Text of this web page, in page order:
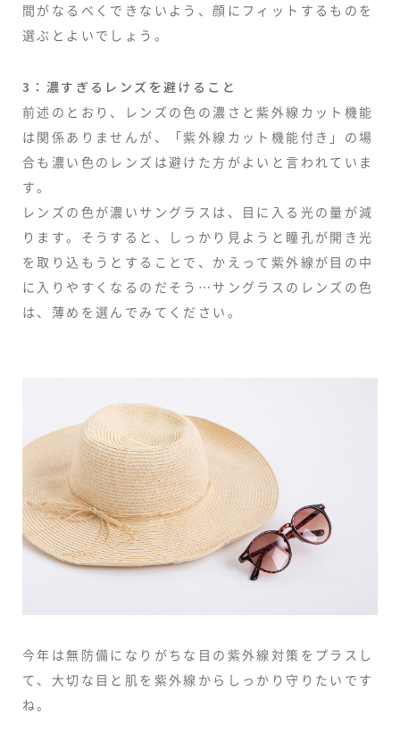
間がなるべくできないよう、顔にフィットするものを
選ぶとよいでしょう。
3：濃すぎるレンズを避けること
前述のとおり、レンズの色の濃さと紫外線カット機能
は関係ありませんが、「紫外線カット機能付き」の場
合も濃い色のレンズは避けた方がよいと言われていま
す。
レンズの色が濃いサングラスは、目に入る光の量が減
ります。そうすると、しっかり見ようと瞳孔が開き光
を取り込もうとすることで、かえって紫外線が目の中
に入りやすくなるのだそう…サングラスのレンズの色
は、薄めを選んでみてください。
今年は無防備になりがちな目の紫外線対策をプラスし
て、大切な目と肌を紫外線からしっかり守りたいです
ね。